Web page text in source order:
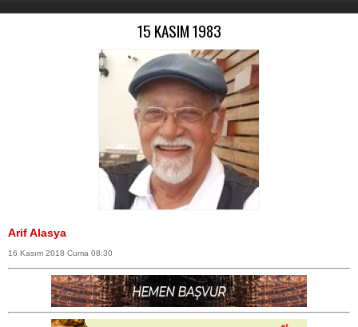
15 KASIM 1983
Arif Alasya
16 Kasım 2018 Cuma 08:30